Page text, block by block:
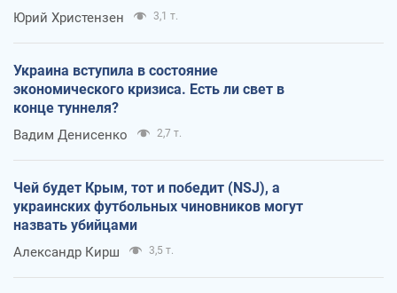
Юрий Христензен 3,1 т.
Украина вступила в состояние
экономического кризиса. Есть ли свет в
конце туннеля?
Вадим Денисенко 2,7 т.
Чей будет Крым, тот и победит (NSJ), а
украинских футбольных чиновников могут
назвать убийцами
Александр Кирш 3,5 т.